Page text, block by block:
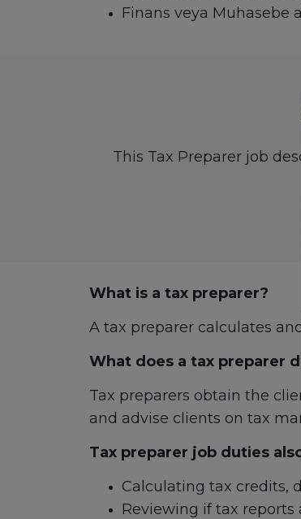
Finans veya Muhasebe
This Tax Preparer job
What is a tax preparer?
A tax preparer calculates
What does a tax preparer
Tax preparers obtain the
and advise clients on tax
Tax preparer job duties
Calculating tax credits,
Reviewing if tax